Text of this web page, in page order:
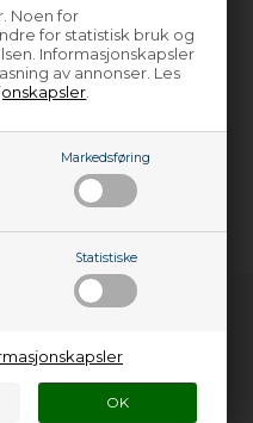
Noen for
for statistisk bruk og
Informasjonskapsler
av annonser. Les
Markedsføring
Statistiske
om varen?